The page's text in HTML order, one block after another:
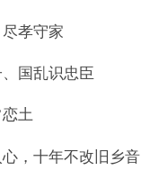
孝守家
国乱识忠臣
土
，十年不改旧乡音